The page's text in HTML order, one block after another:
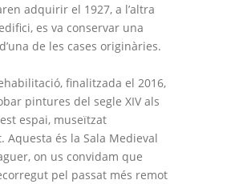
adquirir el 1927, a l’altra
es va conservar una
de les cases originàries.
finalitzada el 2016,
pintures del segle XIV als
espai, museïtzat
Aquesta és la Sala Medieval
on us convidam que
pel passat més remot